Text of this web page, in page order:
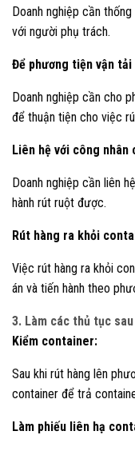
Doanh nghiệp cần
với người phụ trách.
Để phương tiện vận
Doanh nghiệp cần cho
để thuận tiện cho việc
Liên hệ với công nhân
Doanh nghiệp cần liên
hành rút ruột được.
Rút hàng ra khỏi
Việc rút hàng ra khỏi
án và tiến hành theo
3. Làm các thủ tục
Kiểm container:
Sau khi rút hàng lên
container để trả
Làm phiếu liên hạ